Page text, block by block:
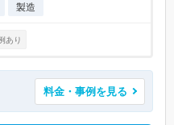
製造
あり
料金・事例を見る